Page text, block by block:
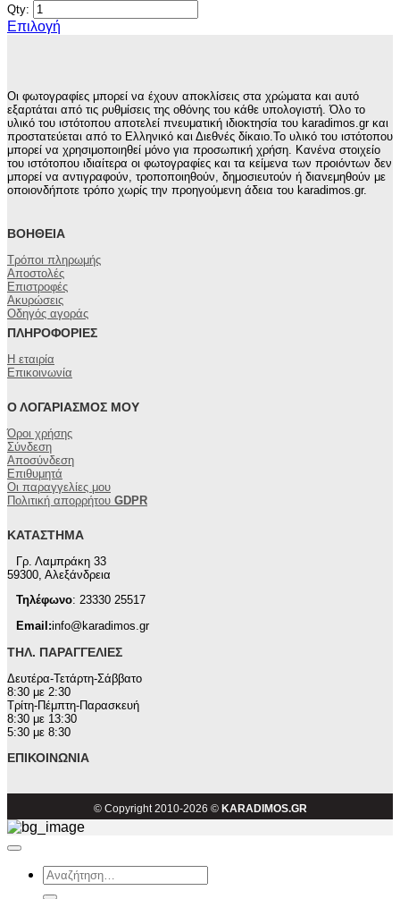
65,00€
Qty:
Επιλογή
έχει
πολλαπλές
παραλλαγές.
Οι
επιλογές
μπορούν
να
σελίδα
προϊόντος
Οι φωτογραφίες μπορεί να έχουν αποκλίσεις στα χρώματα και αυτό
εξαρτάται από τις ρυθμίσεις της οθόνης του κάθε υπολογιστή. Όλο το
υλικό του ιστότοπου αποτελεί πνευματική ιδιοκτησία του karadimos.gr και
προστατεύεται από το Ελληνικό και Διεθνές δίκαιο.Το υλικό του ιστότοπου
μπορεί να χρησιμοποιηθεί μόνο για προσωπική χρήση. Κανένα στοιχείο
του ιστότοπου ιδιαίτερα οι φωτογραφίες και τα κείμενα των προιόντων δεν
μπορεί να αντιγραφούν, τροποποιηθούν, δημοσιευτούν ή διανεμηθούν με
οποιονδήποτε τρόπο χωρίς την προηγούμενη άδεια του karadimos.gr.
ΒΟΉΘΕΙΑ
Τρόποι πληρωμής
Αποστολές
Επιστροφές
Ακυρώσεις
Οδηγός αγοράς
ΠΛΗΡΟΦΟΡΊΕΣ
Η εταιρία
Επικοινωνία
Ο ΛΟΓΑΡΙΑΣΜΌΣ ΜΟΥ
Όροι χρήσης
Σύνδεση
Αποσύνδεση
Επιθυμητά
Οι παραγγελίες μου
Πολιτική απορρήτου GDPR
ΚΑΤΆΣΤΗΜΑ
Γρ. Λαμπράκη 33
59300, Αλεξάνδρεια
Τηλέφωνο: 23330 25517
Email:info@karadimos.gr
ΤΗΛ. ΠΑΡΑΓΓΕΛΊΕΣ
Δευτέρα-Τετάρτη-Σάββατο
8:30 με 2:30
Τρίτη-Πέμπτη-Παρασκευή
8:30 με 13:30
5:30 με 8:30
ΕΠΙΚΟΙΝΩΝΊΑ
© Copyright 2010-2026 © KARADIMOS.GR
Αναζήτηση
για: